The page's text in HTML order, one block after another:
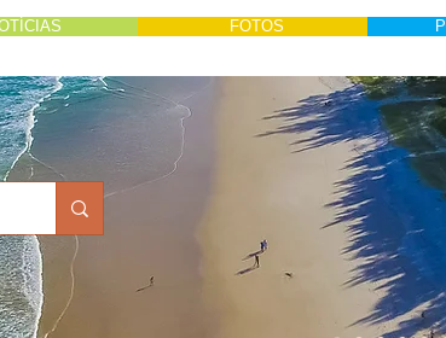
FOTOS